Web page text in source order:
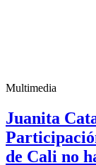
Multimedia
Juanita
de Cali no